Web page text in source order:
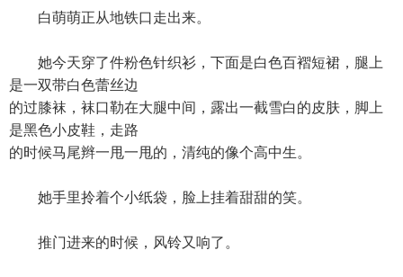
白萌萌正从地铁口走出来。
她今天穿了件粉色针织衫，下面是白色百褶短裙，腿上
是一双带白色蕾丝边
的过膝袜，袜口勒在大腿中间，露出一截雪白的皮肤，脚上
是黑色小皮鞋，走路
的时候马尾辫一甩一甩的，清纯的像个高中生。
她手里拎着个小纸袋，脸上挂着甜甜的笑。
推门进来的时候，风铃又响了。